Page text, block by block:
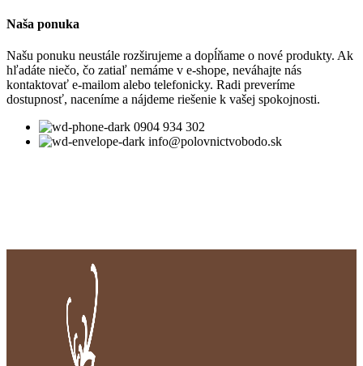
Naša ponuka
Našu ponuku neustále rozširujeme a dopĺňame o nové produkty. Ak
hľadáte niečo, čo zatiaľ nemáme v e-shope, neváhajte nás
kontaktovať e-mailom alebo telefonicky. Radi preveríme
dostupnosť, naceníme a nájdeme riešenie k vašej spokojnosti.
0904 934 302
info@polovnictvobodo.sk